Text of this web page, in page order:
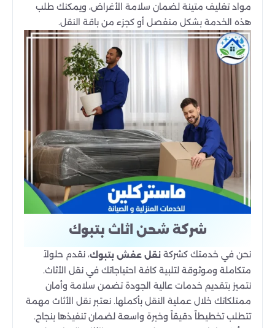
مواد تغليف متينة لضمان سلامة الأغراض، ويمكنك طلب
هذه الخدمة بشكل منفصل أو كجزء من باقة النقل.
شركة شحن اثاث بتبوك
نحن في خدمتك كشركة نقل عفش بتبوك، نقدم حلولاً
متكاملة وموثوقة لتلبية كافة احتياجاتك في نقل الأثاث.
نتميز بتقديم خدمات عالية الجودة تضمن سلامة وأمان
ممتلكاتك خلال عملية النقل بأكملها. نعتبر نقل الأثاث مهمة
تتطلب تخطيطاً دقيقاً وخبرة واسعة لضمان تنفيذها بنجاح.